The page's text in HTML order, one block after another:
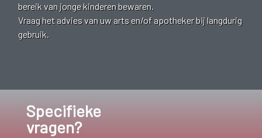
bereik van jonge kinderen bewaren.
Vraag het advies van uw arts en/of apotheker bij langdurig
gebruik.
Specifieke
vragen?